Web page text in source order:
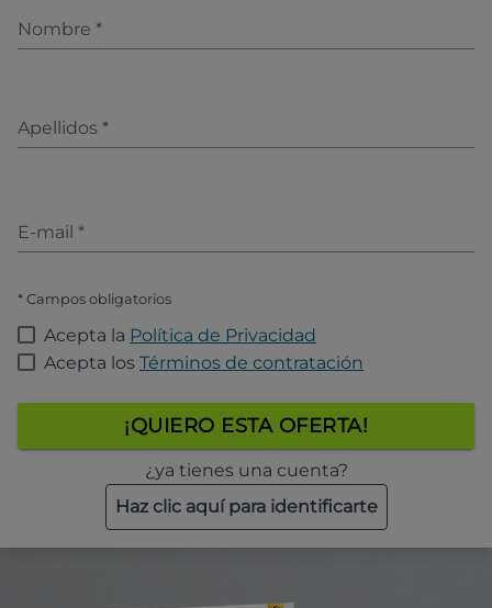
Nombre *
Apellidos *
E-mail *
* Campos obligatorios
Acepta la Política de Privacidad
Acepta los Términos de contratación
¡QUIERO ESTA OFERTA!
¿ya tienes una cuenta?
Haz clic aquí para identificarte